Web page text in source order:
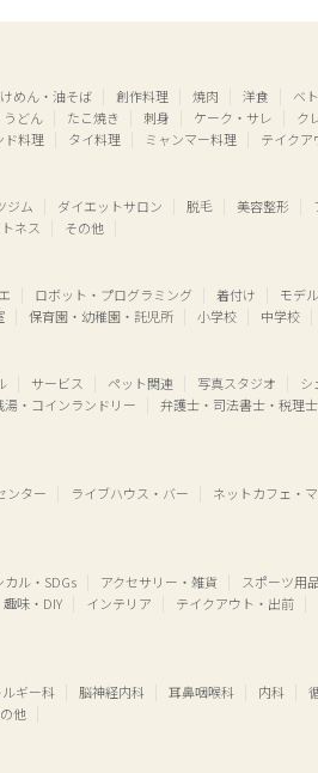
めん・油そば 創作料理 焼肉 洋食
ベ
うどん たこ焼き 刺身 ケーク・サレ
ク
ド料理 タイ料理 ミャンマー料理 テイクア
ジム ダイエットサロン 脱毛 美容整形
ネス その他
ロボット・プログラミング 着付け
モデ
保育園・幼稚園・託児所 小学校 中学校
サービス ペット関連 写真スタジオ
シ
湯・コインランドリー
弁護士・司法書士・税理士
ンター ライブハウス・バー
ネットカフェ・
カル・SDGs アクセサリー・雑貨
スポーツ用
趣味・DIY インテリア
テイクアウト・出前
ギー科 脳神経内科 耳鼻咽喉科 内科
他